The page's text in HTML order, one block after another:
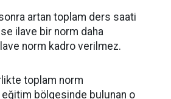
artan toplam ders saati
ilave bir norm daha
norm kadro verilmez.
toplam norm
eğitim bölgesinde bulunan o